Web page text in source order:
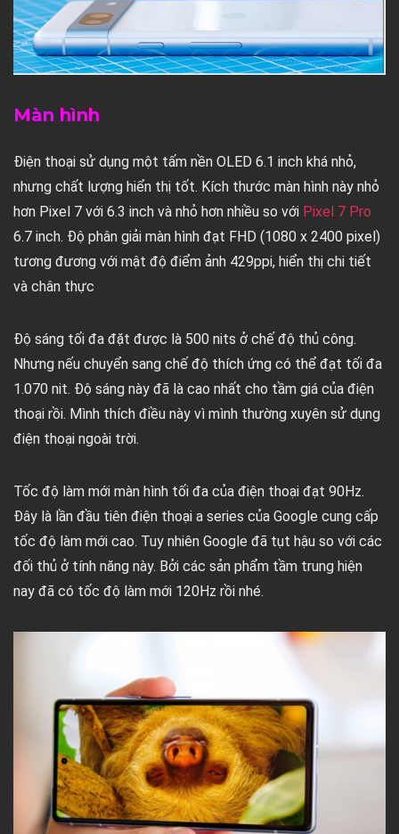
Màn hình
Điện thoại sử dụng một tấm nền OLED 6.1 inch khá nhỏ,
nhưng chất lượng hiển thị tốt. Kích thước màn hình này nhỏ
hơn Pixel 7 với 6.3 inch và nhỏ hơn nhiều so với Pixel 7 Pro
6.7 inch. Độ phân giải màn hình đạt FHD (1080 x 2400 pixel)
tương đương với mật độ điểm ảnh 429ppi, hiển thị chi tiết
và chân thực
Độ sáng tối đa đặt được là 500 nits ở chế độ thủ công.
Nhưng nếu chuyển sang chế độ thích ứng có thể đạt tối đa
1.070 nit. Độ sáng này đã là cao nhất cho tầm giá của điện
thoại rồi. Mình thích điều này vì mình thường xuyên sử dụng
điện thoại ngoài trời.
Tốc độ làm mới màn hình tối đa của điện thoại đạt 90Hz.
Đây là lần đầu tiên điện thoại a series của Google cung cấp
tốc độ làm mới cao. Tuy nhiên Google đã tụt hậu so với các
đối thủ ở tính năng này. Bởi các sản phẩm tầm trung hiện
nay đã có tốc độ làm mới 120Hz rồi nhé.